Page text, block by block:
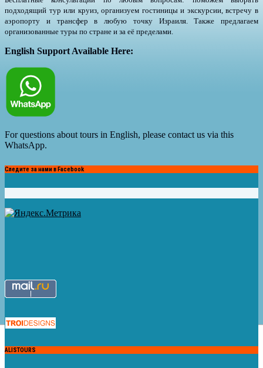
подходящий тур или круиз, организуем гостиницы и экскурсии, встречу в
аэропорту и трансфер в любую точку Израиля. Также предлагаем
организованные туры по стране и за её пределами.
English Support Available Here:
For questions about tours in English, please contact us via this
WhatsApp.
Следите за нами в Facebook
ALISTOURS